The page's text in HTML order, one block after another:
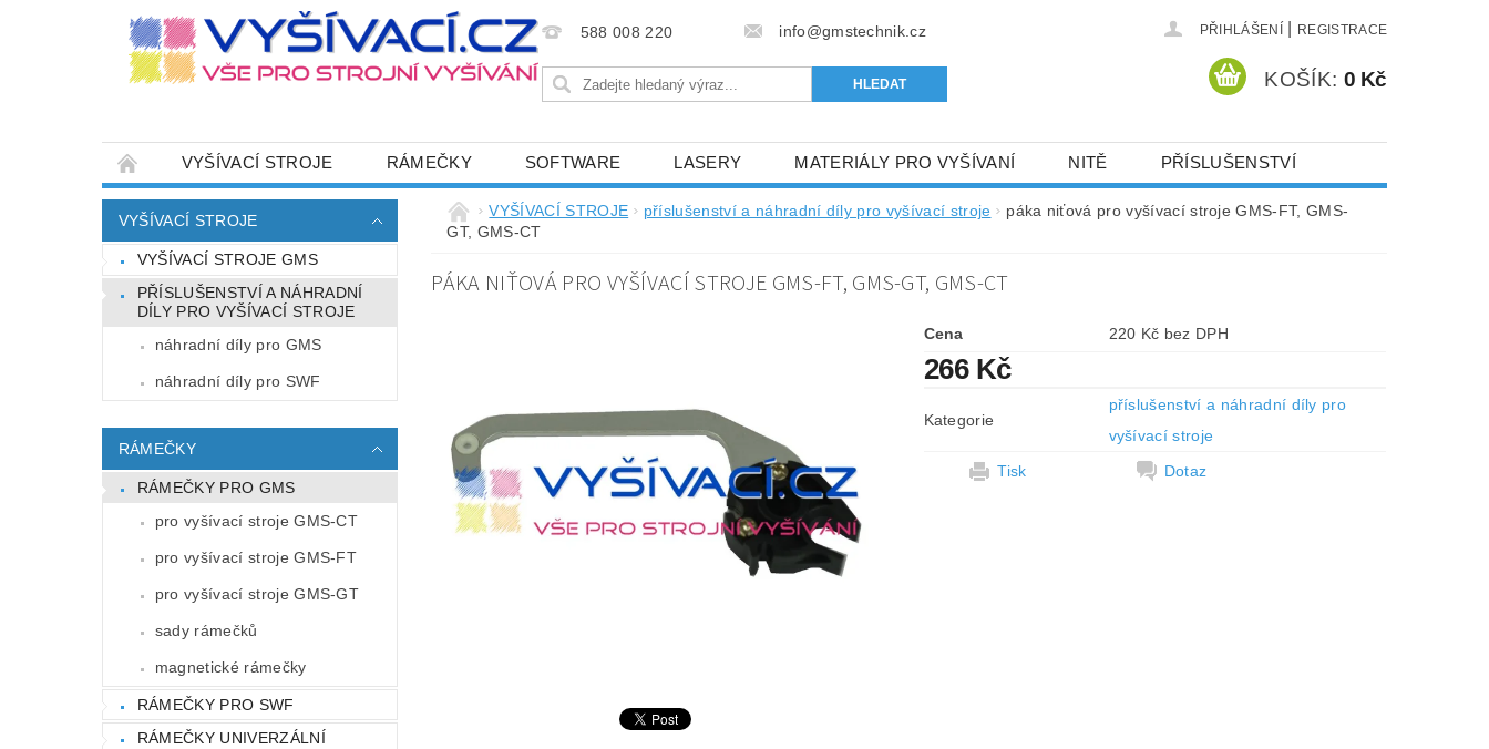
588 008 220 info@gmstechnik.cz PŘIHLÁŠENÍ REGISTRACE
KOŠÍK: 0 Kč
VYŠÍVACÍ STROJE RÁMEČKY SOFTWARE LASERY MATERIÁLY PRO VYŠÍVANÍ NITĚ PŘÍSLUŠENSTVÍ
JEHLY SADY NITÍ A STARTOVACÍ SETY PRO VYŠÍVÁNÍ BAREVNICE A KATALOGY DOPRODEJ A SLEVY HOT-FIX KAMENY
HOT-FIX APLIKACE ZAKÁZKOVÁ VÝROBA, SLUŽBY
CENÍK DOPRAVY (NÁKLADŮ EXPEDICE) PLATNÝ OD 6. 5.2024 OBCHODNÍ PODMÍNKY PRO E-SHOP VYSIVACI.CZ
ZÁSADY OCHRANY OSOBNÍCH ÚDAJŮ
VYŠÍVACÍ STROJE
VYŠÍVACÍ STROJE GMS
PŘÍSLUŠENSTVÍ A NÁHRADNÍ
DÍLY PRO VYŠÍVACÍ STROJE
náhradní díly pro GMS
náhradní díly pro SWF
RÁMEČKY
RÁMEČKY PRO GMS
pro vyšívací stroje GMS-CT
pro vyšívací stroje GMS-FT
pro vyšívací stroje GMS-GT
sady rámečků
magnetické rámečky
RÁMEČKY PRO SWF
RÁMEČKY UNIVERZÁLNÍ
VYŠÍVACÍ STROJE příslušenství a náhradní díly pro vyšívací stroje
páka niťová pro vyšívací stroje GMS-FT, GMS-
GT, GMS-CT
PÁKA NIŤOVÁ PRO VYŠÍVACÍ STROJE GMS-FT, GMS-GT, GMS-CT
Cena 220 Kč bez DPH
266 Kč
Kategorie
příslušenství a náhradní díly pro
vyšívací stroje
Tisk
Dotaz